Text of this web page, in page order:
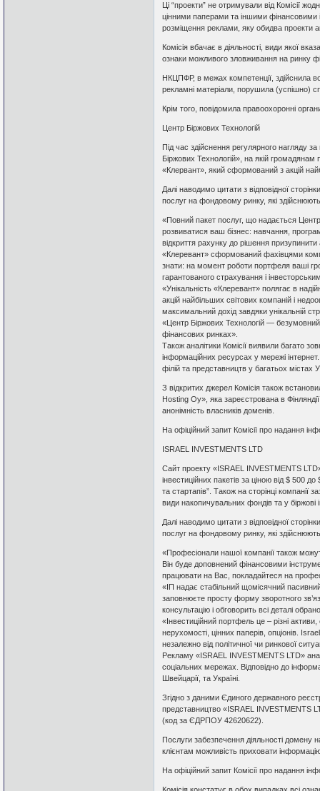
Ці “проекти” не отримували від Комісії
цінними паперами та іншими фінансовими
розміщення реклами, яку обидва проекти
Комісія вбачає в діяльності, види якої
ознаки можливого зловживання на ринку
НКЦПФР, в межах компетенції, здійснила
рекламні матеріали, порушила (успішно)
Крім того, повідомила правоохоронні
Центр Біржових Технологій
Під час здійснення регулярного нагляду
Біржових Технологій», на якій
«Клервант», який сформований з акцій
Далі наводимо цитати з відповідної
послуг на фондовому ринку, які
«Повний пакет послуг, що надається
розвиватися ваш бізнес: навчання,
відкриття рахунку до рішення призупинити
«Клеревант» сформований фахівцями
знати: на момент роботи портфеля ваші
гарантованого страхування і
«Унікальність «Клеревант» полягає в
акцій найбільших світових компаній і
максимальний дохід завдяки унікальній
«Центр Біржових Технологій — безумовний
фінансових ринках».
Також аналітики Комісії виявили багато
інформаційних ресурсах у мережі
філій та представництв у багатьох містах
З відкритих джерел Комісія також
Hosting Oy», яка зареєстрована в
анонімність власників доменів.
На офіційний запит Комісії про надання
ISRAEL INVESTMENTS LTD
Сайт проекту «ISRAEL INVESTMENTS
інвестиційних пакетів за ціною від $ 500
та стартапів”. Також на сторінці компанії
види накопичувальних фондів та у біржові
Далі наводимо цитати з відповідної
послуг на фондовому ринку, які
«Професіонали нашої компанії також
Він буде доповнений фінансовими
працювати на Вас, покладайтеся на
«ІП надає стабільний щомісячний
заповнюєте просту форму зворотного
консультацію і обговорить всі деталі
«Інвестиційний портфель це – різні
нерухомості, цінних паперів, опціонів.
незалежно від політичної чи ринкової
Рекламу «ISRAEL INVESTMENTS LTD»
соціальних мережах. Відповідно до
Швейцарії, та Україні.
Згідно з даними Єдиного державного
представництво «ISRAEL INVESTMENTS
(код за ЄДРПОУ 42620622).
Послуги забезпечення діяльності
клієнтам можливість приховати
На офіційний запит Комісії про надання